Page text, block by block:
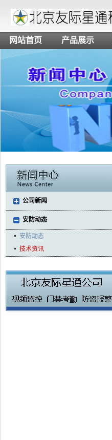
网站首页 产品展示
公司新闻
安防动态
安防动态
技术资讯